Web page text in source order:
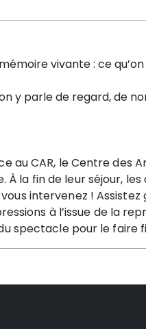
vivante : ce
y parle de regard, de
au CAR, le Centre des
À la fin de leur séjour,
intervenez !
à l’issue de la
spectacle pour le faire